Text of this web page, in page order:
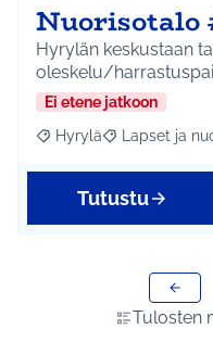
Nuorisotalo
Hyrylän keskustaan
oleskelu/
Ei etene jatkoon
Rajaa tulokset aihepiirin
Hyrylä Rajaa tulokset
Lapset ja
Tutustu
Tulosten